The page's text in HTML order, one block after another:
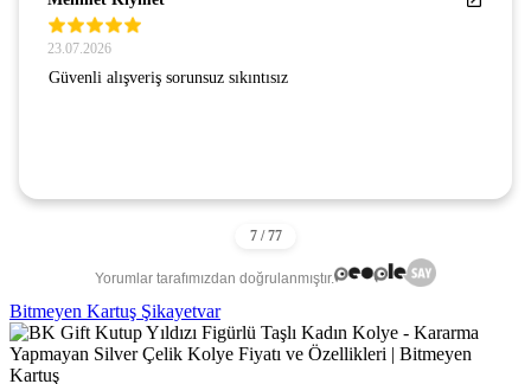
23.07.2026
Güvenli alışveriş sorunsuz sıkıntısız
Yorumlar tarafımızdan doğrulanmıştır.
Bitmeyen Kartuş Şikayetvar